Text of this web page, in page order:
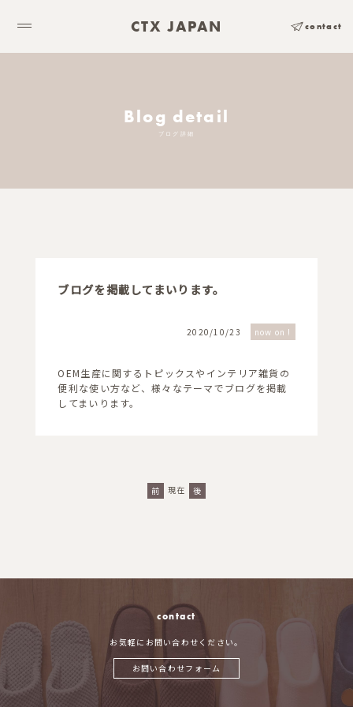
CTX JAPAN contact
Blog detail
ブログ詳細
ブログを掲載してまいります。
2020/10/23 now on !
OEM生産に関するトピックスやインテリア雑貨の
便利な使い方など、様々なテーマでブログを掲載
してまいります。
前 現在 後
contact
お気軽にお問い合わせください。
お問い合わせフォーム